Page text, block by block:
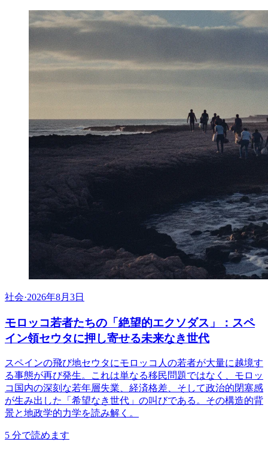
社会·2026年8月3日
モロッコ若者たちの「絶望的エクソダス」：スペ
イン領セウタに押し寄せる未来なき世代
スペインの飛び地セウタにモロッコ人の若者が大量に越境す
る事態が再び発生。これは単なる移民問題ではなく、モロッ
コ国内の深刻な若年層失業、経済格差、そして政治的閉塞感
が生み出した「希望なき世代」の叫びである。その構造的背
景と地政学的力学を読み解く。
5 分で読めます